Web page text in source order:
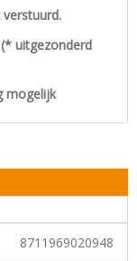
uitgezonderd
mogelijk
8711969020948